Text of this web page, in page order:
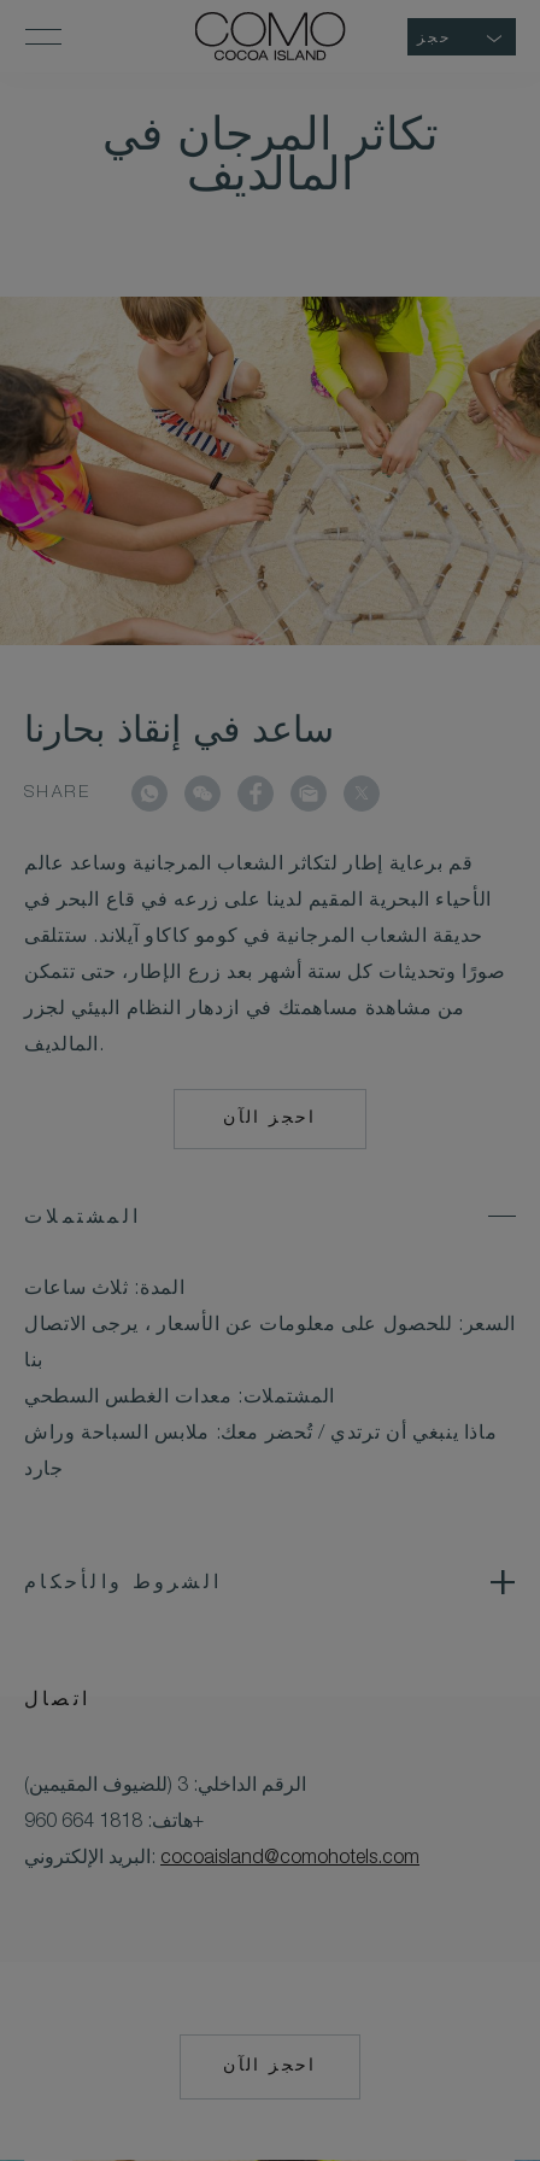
حجز
تكاثر المرجان في
المالديف
ساعد في إنقاذ بحارنا
SHARE
قم برعاية إطار لتكاثر الشعاب المرجانية وساعد عالم
الأحياء البحرية المقيم لدينا على زرعه في قاع البحر في
حديقة الشعاب المرجانية في كومو كاكاو آيلاند. ستتلقى
صورًا وتحديثات كل ستة أشهر بعد زرع الإطار، حتى تتمكن
من مشاهدة مساهمتك في ازدهار النظام البيئي لجزر
المالديف.
احجز الآن
MAILTO:
المشتملات
المدة: ثلاث ساعات
السعر: للحصول على معلومات عن الأسعار ، يرجى الاتصال
بنا
المشتملات: معدات الغطس السطحي
ماذا ينبغي أن ترتدي / تُحضر معك: ملابس السباحة وراش
جارد
الشروط والأحكام
اتصال
الرقم الداخلي: 3 (للضيوف المقيمين)
هاتف: 1818 664 960+
البريد الإلكتروني: cocoaisland@comohotels.com
احجز الآن
MAILTO: